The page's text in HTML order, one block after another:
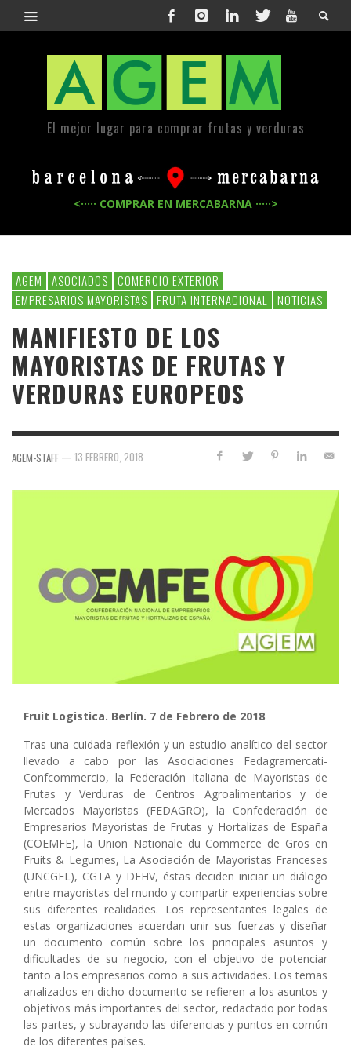
El mejor lugar para comprar frutas y verduras
<····· COMPRAR EN MERCABARNA ·····>
AGEM ASOCIADOS COMERCIO EXTERIOR
EMPRESARIOS MAYORISTAS FRUTA INTERNACIONAL NOTICIAS
MANIFIESTO DE LOS
MAYORISTAS DE FRUTAS Y
VERDURAS EUROPEOS
AGEM-STAFF — 13 FEBRERO, 2018
Fruit Logistica. Berlín. 7 de Febrero de 2018
Tras una cuidada reflexión y un estudio analítico del sector
llevado a cabo por las Asociaciones Fedagramercati-
Confcommercio, la Federación Italiana de Mayoristas de
Frutas y Verduras de Centros Agroalimentarios y de
Mercados Mayoristas (FEDAGRO), la Confederación de
Empresarios Mayoristas de Frutas y Hortalizas de España
(COEMFE), la Union Nationale du Commerce de Gros en
Fruits & Legumes, La Asociación de Mayoristas Franceses
(UNCGFL), CGTA y DFHV, éstas deciden iniciar un diálogo
entre mayoristas del mundo y compartir experiencias sobre
sus diferentes realidades. Los representantes legales de
estas organizaciones acuerdan unir sus fuerzas y diseñar
un documento común sobre los principales asuntos y
dificultades de su negocio, con el objetivo de potenciar
tanto a los empresarios como a sus actividades. Los temas
analizados en dicho documento se refieren a los asuntos y
objetivos más importantes del sector, redactado por todas
las partes, y subrayando las diferencias y puntos en común
de los diferentes países.